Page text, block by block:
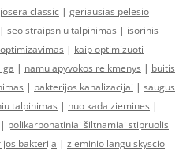
josera classic | geriausias pelesio
| seo straipsniu talpinimas | isorinis
| kaip optimizuoti
| namu apyvokos reikmenys | buitis
| bakterijos kanalizacijai | saugus
talpinimas | nuo kada ziemines |
| polikarbonatiniai šiltnamiai stipruolis
bakterija | zieminio langu skyscio